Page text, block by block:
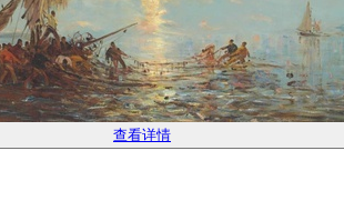
查看详情